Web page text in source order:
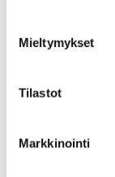
Mieltymykset
Tilastot
Markkinointi